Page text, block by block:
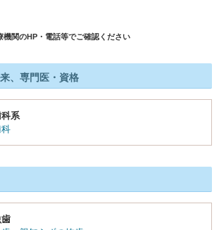
機関のHP・電話等でご確認ください
、専門医・資格
系
歯